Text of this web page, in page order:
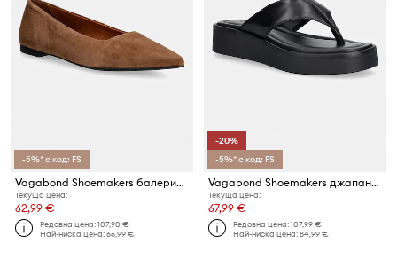
-5%* с код: FS
Vagabond Shoemakers балеринки от велур HERMINE
Текуща цена:
62,99 €
Редовна цена:107,90 €
Най-ниска цена:66,99 €
-20%
-5%* с код: FS
Vagabond Shoemakers джапанки за деца от кожа DANYA
Текуща цена:
67,99 €
Редовна цена:107,99 €
Най-ниска цена:84,99 €